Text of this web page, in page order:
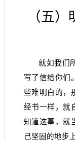
（五
就如我们
写了信给你们
些难明白的，
经书一样，就
知道这事，就
己坚固的地步